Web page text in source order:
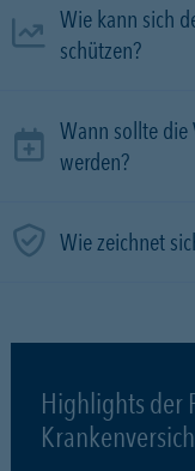
Wie kann sich
schützen?
Wann sollte die
werden?
Wie zeichnet
Highlights der